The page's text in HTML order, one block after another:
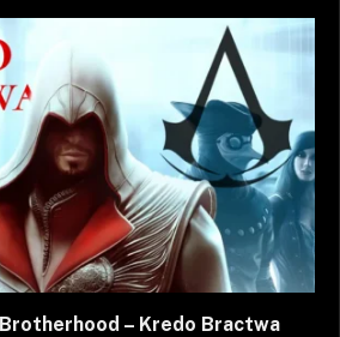
Brotherhood – Kredo Bractwa